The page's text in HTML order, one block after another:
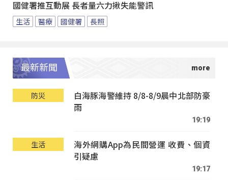
國健署推互動展 長者量六力揪失能警訊
生活 醫療 國健署 長照
最新新聞
防災
白海豚海警維持 8/8-8/9晨中北部防豪
雨
19:19
生活
海外網購App為民間營運 收費、個資
引疑慮
19:17